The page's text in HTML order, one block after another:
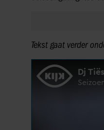
Tekst gaat verder